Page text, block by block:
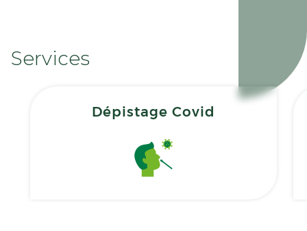
Services
Dépistage Covid